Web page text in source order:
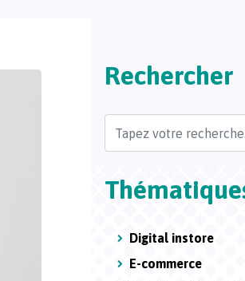
Rechercher
Digital instore
E-commerce